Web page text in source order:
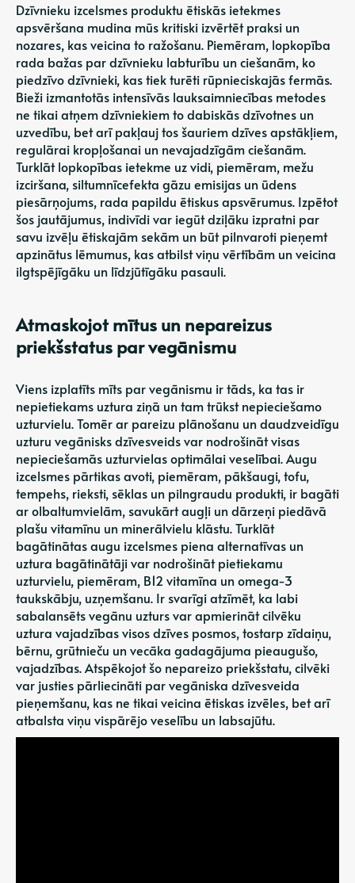
Dzīvnieku izcelsmes produktu ētiskās ietekmes
apsvēršana mudina mūs kritiski izvērtēt praksi un
nozares, kas veicina to ražošanu. Piemēram, lopkopība
rada bažas par dzīvnieku labturību un ciešanām, ko
piedzīvo dzīvnieki, kas tiek turēti rūpnieciskajās fermās.
Bieži izmantotās intensīvās lauksaimniecības metodes
ne tikai atņem dzīvniekiem to dabiskās dzīvotnes un
uzvedību, bet arī pakļauj tos šauriem dzīves apstākļiem,
regulārai kropļošanai un nevajadzīgām ciešanām.
Turklāt lopkopības ietekme uz vidi, piemēram, mežu
izciršana, siltumnīcefekta gāzu emisijas un ūdens
piesārņojums, rada papildu ētiskus apsvērumus. Izpētot
šos jautājumus, indivīdi var iegūt dziļāku izpratni par
savu izvēļu ētiskajām sekām un būt pilnvaroti pieņemt
apzinātus lēmumus, kas atbilst viņu vērtībām un veicina
ilgtspējīgāku un līdzjūtīgāku pasauli.
Atmaskojot mītus un nepareizus
priekšstatus par vegānismu
Viens izplatīts mīts par vegānismu ir tāds, ka tas ir
nepietiekams uztura ziņā un tam trūkst nepieciešamo
uzturvielu. Tomēr ar pareizu plānošanu un daudzveidīgu
uzturu vegānisks dzīvesveids var nodrošināt visas
nepieciešamās uzturvielas optimālai veselībai. Augu
izcelsmes pārtikas avoti, piemēram, pākšaugi, tofu,
tempehs, rieksti, sēklas un pilngraudu produkti, ir bagāti
ar olbaltumvielām, savukārt augļi un dārzeņi piedāvā
plašu vitamīnu un minerālvielu klāstu. Turklāt
bagātinātas augu izcelsmes piena alternatīvas un
uztura bagātinātāji var nodrošināt pietiekamu
uzturvielu, piemēram, B12 vitamīna un omega-3
taukskābju, uzņemšanu. Ir svarīgi atzīmēt, ka labi
sabalansēts vegānu uzturs var apmierināt cilvēku
uztura vajadzības visos dzīves posmos, tostarp zīdaiņu,
bērnu, grūtnieču un vecāka gadagājuma pieaugušo,
vajadzības. Atspēkojot šo nepareizo priekšstatu, cilvēki
var justies pārliecināti par vegāniska dzīvesveida
pieņemšanu, kas ne tikai veicina ētiskas izvēles, bet arī
atbalsta viņu vispārējo veselību un labsajūtu.